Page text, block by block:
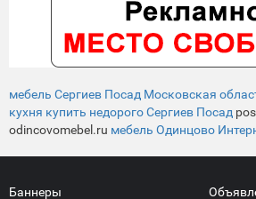
мебель Сергиев Посад Московская
кухня купить недорого Сергиев Посад
odincovomebel.ru мебель Одинцово
Баннеры